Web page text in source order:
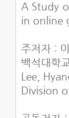
A Study
in online
주저자 :
백석대학
Lee,
Division